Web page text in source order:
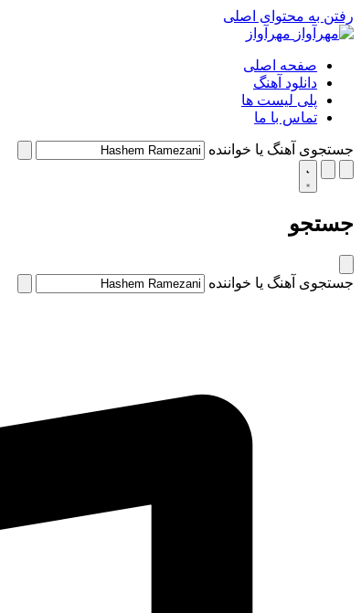
رفتن به محتوای اصلی
مهرآواز
صفحه اصلی
دانلود آهنگ
پلی لیست ها
تماس با ما
جستجوی آهنگ یا خواننده
جستجو
جستجوی آهنگ یا خواننده